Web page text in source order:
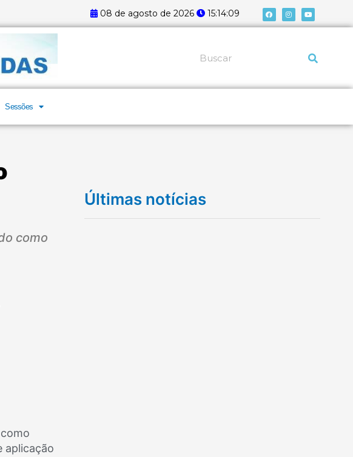
08 de agosto de 2026 15:14:09 F
a
c
e
I
n
s
t
Y
o
u
t
Pesquisar
Sessões
como
aplicação
Últimas notícias